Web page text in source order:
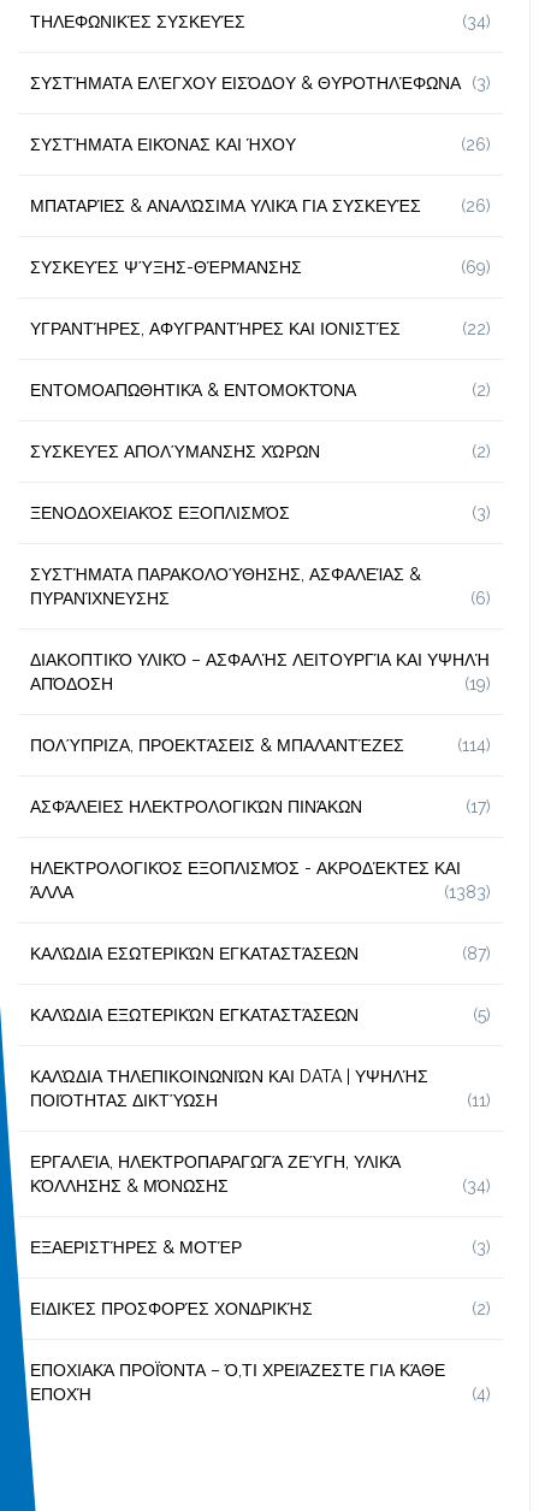
ΤΗΛΕΦΩΝΙΚΈΣ ΣΥΣΚΕΥΈΣ (34)
ΣΥΣΤΉΜΑΤΑ ΕΛΈΓΧΟΥ ΕΙΣΌΔΟΥ & ΘΥΡΟΤΗΛΈΦΩΝΑ (3)
ΣΥΣΤΉΜΑΤΑ ΕΙΚΌΝΑΣ ΚΑΙ ΉΧΟΥ (26)
ΜΠΑΤΑΡΊΕΣ & ΑΝΑΛΏΣΙΜΑ ΥΛΙΚΆ ΓΙΑ ΣΥΣΚΕΥΈΣ (26)
ΣΥΣΚΕΥΈΣ ΨΎΞΗΣ-ΘΈΡΜΑΝΣΗΣ (69)
ΥΓΡΑΝΤΉΡΕΣ, ΑΦΥΓΡΑΝΤΉΡΕΣ ΚΑΙ ΙΟΝΙΣΤΈΣ (22)
ΕΝΤΟΜΟΑΠΩΘΗΤΙΚΆ & ΕΝΤΟΜΟΚΤΌΝΑ (2)
ΣΥΣΚΕΥΈΣ ΑΠΟΛΎΜΑΝΣΗΣ ΧΏΡΩΝ (2)
ΞΕΝΟΔΟΧΕΙΑΚΌΣ ΕΞΟΠΛΙΣΜΌΣ (3)
ΣΥΣΤΉΜΑΤΑ ΠΑΡΑΚΟΛΟΎΘΗΣΗΣ, ΑΣΦΑΛΕΊΑΣ &
ΠΥΡΑΝΊΧΝΕΥΣΗΣ
(6)
ΔΙΑΚΟΠΤΙΚΌ ΥΛΙΚΌ – ΑΣΦΑΛΉΣ ΛΕΙΤΟΥΡΓΊΑ ΚΑΙ ΥΨΗΛΉ
ΑΠΌΔΟΣΗ
(19)
ΠΟΛΎΠΡΙΖΑ, ΠΡΟΕΚΤΆΣΕΙΣ & ΜΠΑΛΑΝΤΈΖΕΣ (114)
ΑΣΦΆΛΕΙΕΣ ΗΛΕΚΤΡΟΛΟΓΙΚΏΝ ΠΙΝΆΚΩΝ (17)
ΗΛΕΚΤΡΟΛΟΓΙΚΌΣ ΕΞΟΠΛΙΣΜΌΣ - ΑΚΡΟΔΈΚΤΕΣ ΚΑΙ
ΆΛΛΑ
(1383)
ΚΑΛΏΔΙΑ ΕΣΩΤΕΡΙΚΏΝ ΕΓΚΑΤΑΣΤΆΣΕΩΝ (87)
ΚΑΛΏΔΙΑ ΕΞΩΤΕΡΙΚΏΝ ΕΓΚΑΤΑΣΤΆΣΕΩΝ (5)
ΚΑΛΏΔΙΑ ΤΗΛΕΠΙΚΟΙΝΩΝΙΏΝ ΚΑΙ DATA | ΥΨΗΛΉΣ
ΠΟΙΌΤΗΤΑΣ ΔΙΚΤΎΩΣΗ
(11)
ΕΡΓΑΛΕΊΑ, ΗΛΕΚΤΡΟΠΑΡΑΓΩΓΆ ΖΕΎΓΗ, ΥΛΙΚΆ
ΚΌΛΛΗΣΗΣ & ΜΌΝΩΣΗΣ
(34)
ΕΞΑΕΡΙΣΤΉΡΕΣ & ΜΟΤΈΡ (3)
ΕΙΔΙΚΈΣ ΠΡΟΣΦΟΡΈΣ ΧΟΝΔΡΙΚΉΣ (2)
ΕΠΟΧΙΑΚΆ ΠΡΟΪΌΝΤΑ – Ό,ΤΙ ΧΡΕΙΆΖΕΣΤΕ ΓΙΑ ΚΆΘΕ
ΕΠΟΧΉ
(4)